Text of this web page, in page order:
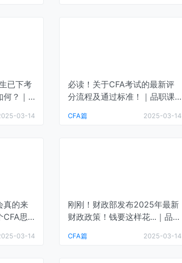
已下考
？｜
03-14
必读！关于CFA考试的最新评
分流程及通过标准！｜品职课
CFA篇 2025-03-14
真的来
CFA思
03-14
刚刚！财政部发布2025年最新
财政政策！钱要这样花...｜品职
CFA篇 2025-03-14